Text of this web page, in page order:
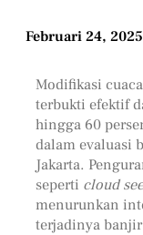
Februari 24, 2025
Modifikasi
terbukti efektif
hingga 60
dalam evaluasi
Jakarta.
seperti cloud
menurunkan
terjadinya